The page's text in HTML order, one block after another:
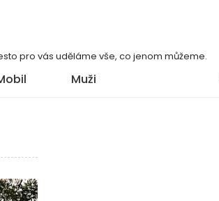
pro vás uděláme vše, co jenom můžeme.
Muži